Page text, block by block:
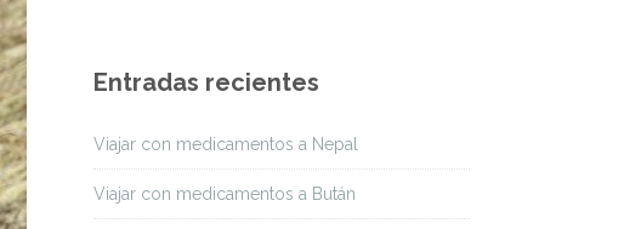
Entradas recientes
Viajar con medicamentos a Nepal
Viajar con medicamentos a Bután